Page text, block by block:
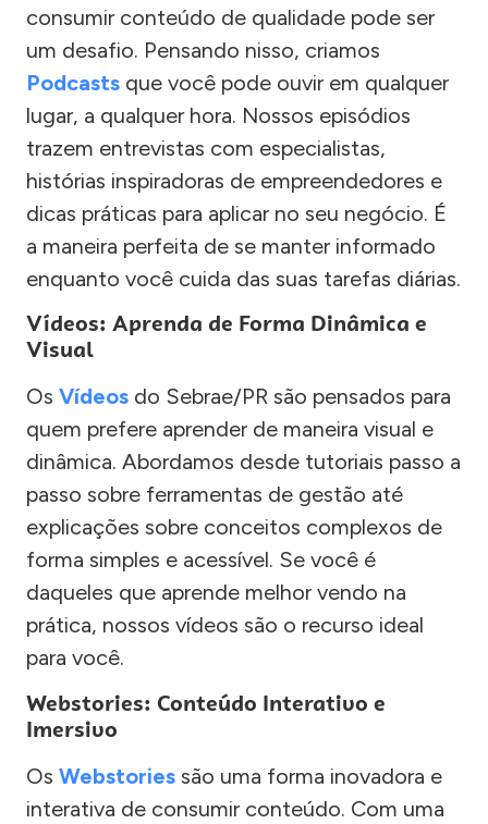
consumir conteúdo de qualidade pode ser
um desafio. Pensando nisso, criamos
Podcasts que você pode ouvir em qualquer
lugar, a qualquer hora. Nossos episódios
trazem entrevistas com especialistas,
histórias inspiradoras de empreendedores e
dicas práticas para aplicar no seu negócio. É
a maneira perfeita de se manter informado
enquanto você cuida das suas tarefas diárias.
Vídeos: Aprenda de Forma Dinâmica e
Visual
Os Vídeos do Sebrae/PR são pensados para
quem prefere aprender de maneira visual e
dinâmica. Abordamos desde tutoriais passo a
passo sobre ferramentas de gestão até
explicações sobre conceitos complexos de
forma simples e acessível. Se você é
daqueles que aprende melhor vendo na
prática, nossos vídeos são o recurso ideal
para você.
Webstories: Conteúdo Interativo e
Imersivo
Os Webstories são uma forma inovadora e
interativa de consumir conteúdo. Com uma